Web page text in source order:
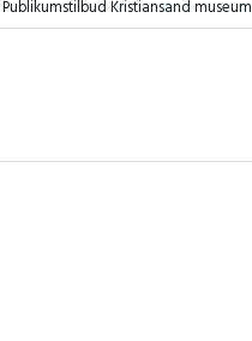
Publikumstilbud Kristiansand museum